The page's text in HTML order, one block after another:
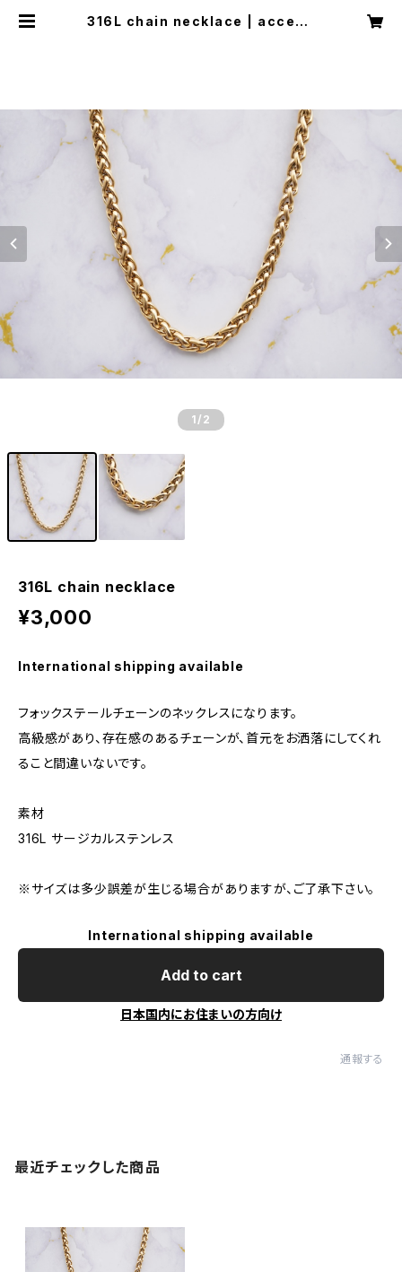
316L chain necklace | access
1 /2
316L chain necklace
¥3,000
International shipping available
フォックステールチェーンのネックレスになります。
高級感があり、存在感のあるチェーンが、首元をお洒落にしてくれ
ること間違いないです。
素材
316L サージカルステンレス
※サイズは多少誤差が生じる場合がありますが、ご了承下さい。
International shipping available
Add to cart
日本国内にお住まいの方向け
通報する
最近チェックした商品